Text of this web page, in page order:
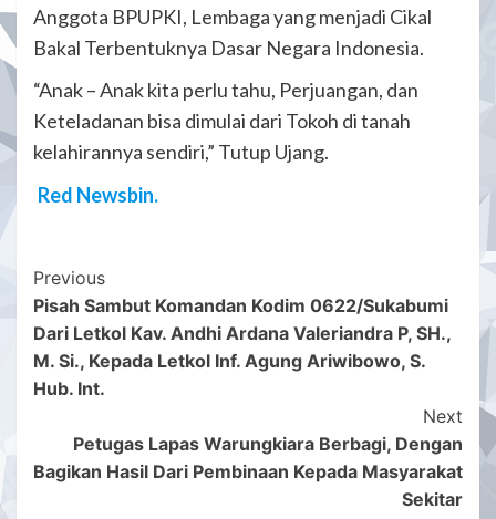
Anggota BPUPKI, Lembaga yang menjadi Cikal
Bakal Terbentuknya Dasar Negara Indonesia.
“Anak – Anak kita perlu tahu, Perjuangan, dan
Keteladanan bisa dimulai dari Tokoh di tanah
kelahirannya sendiri,” Tutup Ujang.
Red Newsbin.
Post
Navigation
Previous
Pisah Sambut Komandan Kodim 0622/Sukabumi
Dari Letkol Kav. Andhi Ardana Valeriandra P, SH.,
M. Si., Kepada Letkol Inf. Agung Ariwibowo, S.
Hub. Int.
Next
Petugas Lapas Warungkiara Berbagi, Dengan
Bagikan Hasil Dari Pembinaan Kepada Masyarakat
Sekitar